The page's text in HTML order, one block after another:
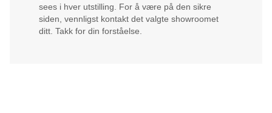
sees i hver utstilling. For å være på den sikre
siden, vennligst kontakt det valgte showroomet
ditt. Takk for din forståelse.